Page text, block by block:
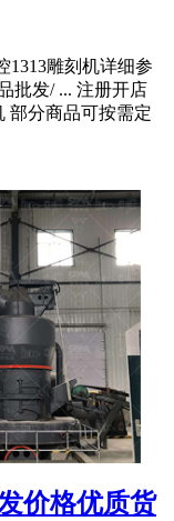
1313雕刻机详细参
批发/ ... 注册开店
部分商品可按需定
价格优质货